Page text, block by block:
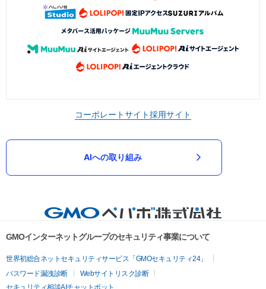
コーポレートサイト採用サイト
AIへの取り組み
GMOインターネットグループのセキュリティ事業について
世界初総合ネットセキュリティサービス「GMOセキュリティ24」
パスワード漏洩診断
Webサイトリスク診断
セキュリティ相談AIチャットボット